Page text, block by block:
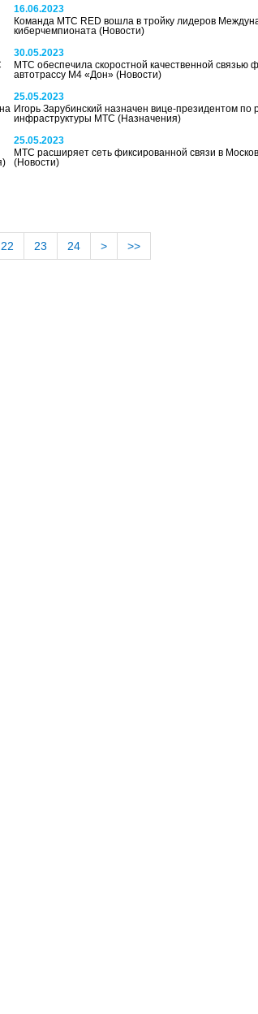
16.06.2023
Команда МТС RED вошла в тройку лидеров
киберчемпионата (Новости)
30.05.2023
МТС обеспечила скоростной качественной связью
автотрассу М4 «Дон» (Новости)
25.05.2023
Игорь Зарубинский назначен вице-президентом по
инфраструктуры МТС (Назначения)
25.05.2023
МТС расширяет сеть фиксированной связи в
(Новости)
22 23 24 > >>